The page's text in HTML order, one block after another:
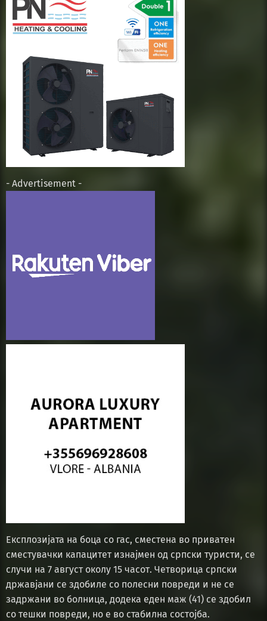
- Advertisement -
Експлозијата на боца со гас, сместена во приватен
сместувачки капацитет изнајмен од српски туристи, се
случи на 7 август околу 15 часот. Четворица српски
државјани се здобиле со полесни повреди и не се
задржани во болница, додека еден маж (41) се здобил
со тешки повреди, но е во стабилна состојба.